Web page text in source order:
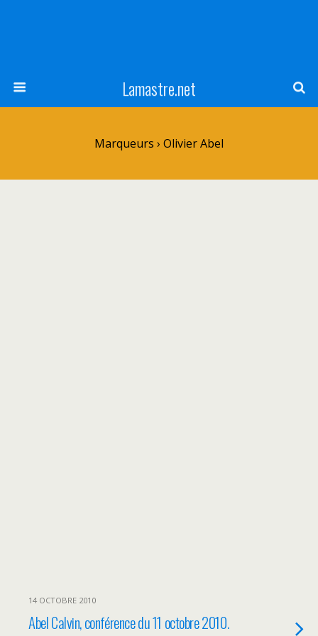
Lamastre.net
Marqueurs › Olivier Abel
14 OCTOBRE 2010
Abel Calvin, conférence du 11 octobre 2010.